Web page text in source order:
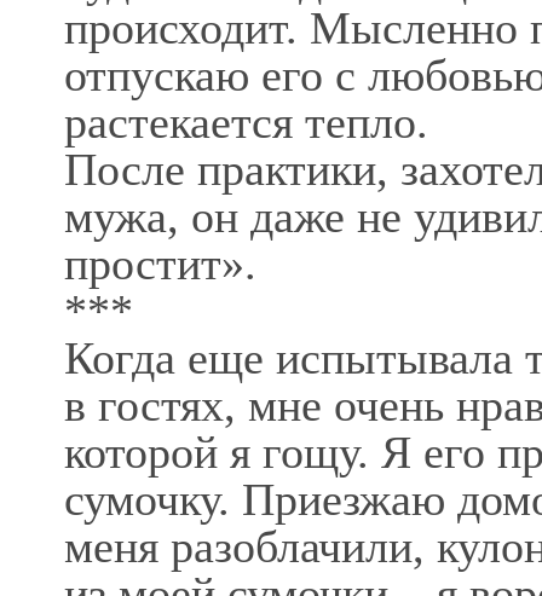
происходит.
отпускаю его с
растекается тепло.
После практики,
мужа, он даже не
простит».
***
Когда еще испытывала
в гостях, мне очень
которой я гощу. Я его
сумочку. Приезжаю
меня разоблачили,